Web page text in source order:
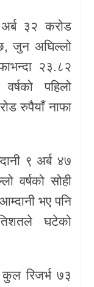
३२ करोड
जुन अघिल्लो
२३.८२
पहिलो
रुपैयाँ नाफा
९ अर्ब ४७
वर्षको सोही
भए पनि
घटेको
कुल रिजर्भ ७३